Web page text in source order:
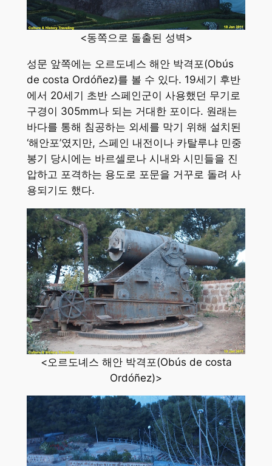
<동쪽으로 돌출된 성벽>
성문 앞쪽에는 오르도녜스 해안 박격포(Obús
de costa Ordóñez)를 볼 수 있다. 19세기 후반
에서 20세기 초반 스페인군이 사용했던 무기로
구경이 305mm나 되는 거대한 포이다. 원래는
바다를 통해 침공하는 외세를 막기 위해 설치된
‘해안포’였지만, 스페인 내전이나 카탈루냐 민중
봉기 당시에는 바르셀로나 시내와 시민들을 진
압하고 포격하는 용도로 포문을 거꾸로 돌려 사
용되기도 했다.
<오르도녜스 해안 박격포(Obús de costa
Ordóñez)>